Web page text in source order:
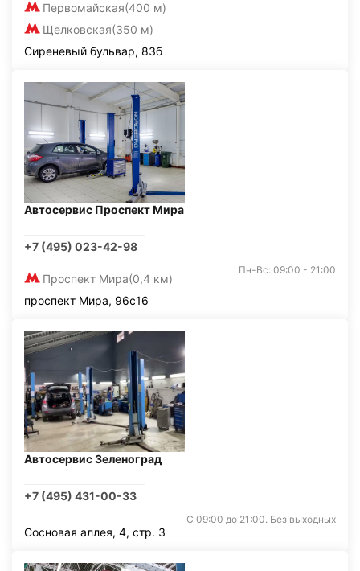
Первомайская(400 м)
Щелковская(350 м)
Сиреневый бульвар, 83б
Автосервис Проспект Мира
+7 (495) 023-42-98
Проспект Мира(0,4 км)
Пн-Вс: 09:00 - 21:00
проспект Мира, 96с16
Автосервис Зеленоград
+7 (495) 431-00-33
С 09:00 до 21:00. Без выходных
Сосновая аллея, 4, стр. 3